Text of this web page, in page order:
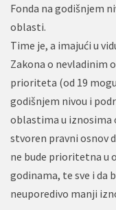
Fonda na godišnjem
oblasti.
Time je, a imajući u
Zakona o nevladinim
prioriteta (od 19
godišnjem nivou i
oblastima u iznosima
stvoren pravni osnov
ne bude prioritetna u
godinama, te sve i da
neuporedivo manji